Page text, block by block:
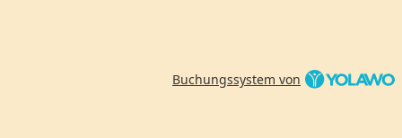
Buchungssystem von